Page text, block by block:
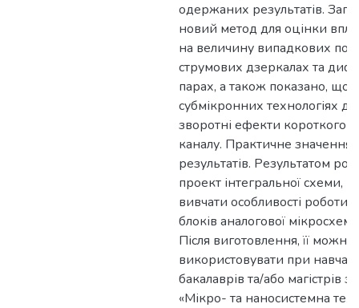
одержаних результатів.
новий метод для оцінки
на величину випадкових
струмових дзеркалах та
парах, а також показано, що
субмікронних технологіях
зворотні ефекти короткого
каналу. Практичне
результатів. Результатом
проект інтегральної схеми,
вивчати особливості роботи
блоків аналогової
Після виготовлення, її можна
використовувати при
бакалаврів та/або магістрів
«Мікро- та наносистемна